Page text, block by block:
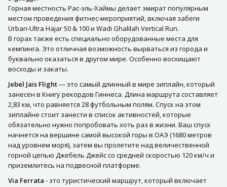
Горная местность Рас-эль-Хаймы делает эмират популярным
местом проведения фитнес-мероприятий, включая забеги
Urban-Ultra Hajar 50 & 100 и Wadi Ghalilah Vertical Run.
В горах также есть специально оборудованные места для
кемпинга. Это отличная возможность вырваться из города и
буквально оказаться в другом мире. Особенно восхищают
восходы и закаты.
Jebel Jais Flight— это самый длинный в мире зиплайн, который
занесен в Книгу рекордов Гиннеса. Длина маршрута составляет
2,83 км, что равняется 28 футбольным полям. Спуск на этом
зиплайне стоит занести в список активностей, которые
обязательно нужно попробовать хоть раз в жизни. Ваш спуск
начнется на вершине самой высокой горы в ОАЭ (1680 метров
над уровнем моря), затем вы пролетите над величественной
горной цепью Джебель Джейс со средней скоростью 120 км/ч и
приземлитесь на подвесной платформе.
Via Ferrata - это туристический маршрут, который включает